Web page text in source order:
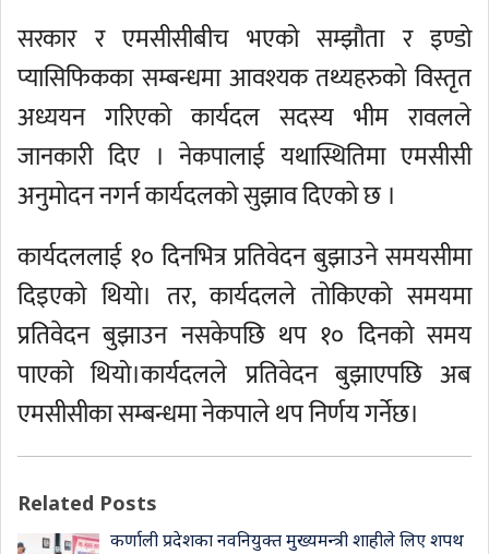
सरकार र एमसीसीबीच भएको सम्झौता र इण्डो
प्यासिफिकका सम्बन्धमा आवश्यक तथ्यहरुको विस्तृत
अध्ययन गरिएको कार्यदल सदस्य भीम रावलले
जानकारी दिए । नेकपालाई यथास्थितिमा एमसीसी
अनुमाेदन नगर्न कार्यदलको सुझाव दिएकाे छ ।
कार्यदललाई १० दिनभित्र प्रतिवेदन बुझाउने समयसीमा
दिइएको थियो। तर, कार्यदलले तोकिएको समयमा
प्रतिवेदन बुझाउन नसकेपछि थप १० दिनको समय
पाएको थियो।कार्यदलले प्रतिवेदन बुझाएपछि अब
एमसीसीका सम्बन्धमा नेकपाले थप निर्णय गर्नेछ।
Related Posts
कर्णाली प्रदेशका नवनियुक्त मुख्यमन्त्री शाहीले लिए शपथ